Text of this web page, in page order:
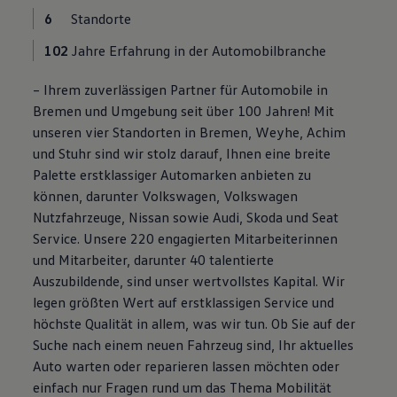
Magazin
Transport
Volkswagen R
Pannen- und Unfallhilfe
Volkswagen Kundenbetreuung
6
Standorte
102 Jahre Erfahrung in der Automobilbranche
– Ihrem zuverlässigen Partner für Automobile in
Bremen und Umgebung seit über 100 Jahren! Mit
unseren vier Standorten in Bremen, Weyhe, Achim
und Stuhr sind wir stolz darauf, Ihnen eine breite
Palette erstklassiger Automarken anbieten zu
können, darunter Volkswagen, Volkswagen
Nutzfahrzeuge, Nissan sowie Audi, Skoda und Seat
Service. Unsere 220 engagierten Mitarbeiterinnen
und Mitarbeiter, darunter 40 talentierte
Auszubildende, sind unser wertvollstes Kapital. Wir
legen größten Wert auf erstklassigen Service und
höchste Qualität in allem, was wir tun. Ob Sie auf der
Suche nach einem neuen Fahrzeug sind, Ihr aktuelles
Auto warten oder reparieren lassen möchten oder
einfach nur Fragen rund um das Thema Mobilität